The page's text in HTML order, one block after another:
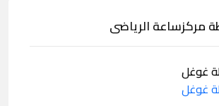
مركزساعة الرياضى
غوغل
غوغل